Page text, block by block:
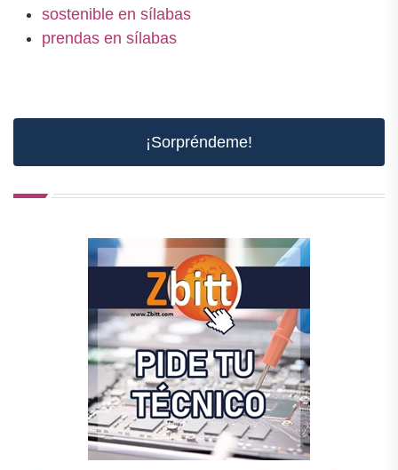
sostenible en sílabas
prendas en sílabas
¡Sorpréndeme!